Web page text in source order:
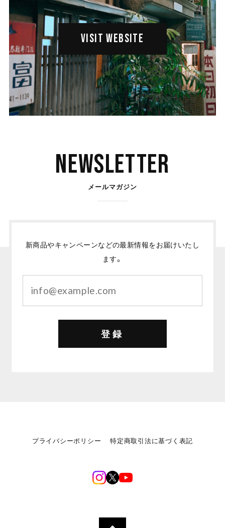
VISIT WEBSITE
Newsletter
メールマガジン
新商品やキャンペーンなどの最新情報をお届けいたし
ます。
登録
プライバシーポリシー 特定商取引法に基づく表記